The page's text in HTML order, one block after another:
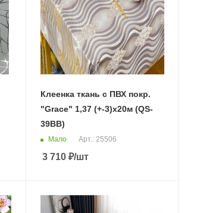
Клеенка ткань с ПВХ покр.
"Grace" 1,37 (+-3)х20м (QS-
39BB)
Мало Арт.: 25506
3 710 ₽/шт